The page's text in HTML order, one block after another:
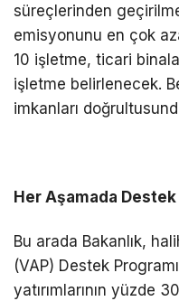
süreçlerinden
emisyonunu en çok
10 işletme, ticari
işletme belirlenecek.
imkanları
Her Aşamada Destek
Bu arada Bakanlık,
(VAP) Destek
yatırımlarının yüzde